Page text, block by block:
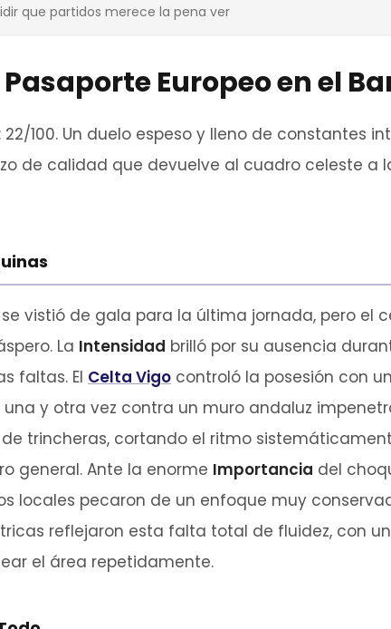
que partidos merece la pena ver
Europeo en el
100. Un duelo espeso y lleno de constantes
de calidad que devuelve al cuadro celeste a
vistió de gala para la última jornada, pero el
La Intensidad brilló por su ausencia
faltas. El Celta Vigo controló la posesión con
y otra vez contra un muro andaluz
trincheras, cortando el ritmo
general. Ante la enorme Importancia del
locales pecaron de un enfoque muy
reflejaron esta falta total de fluidez, con
el área repetidamente.